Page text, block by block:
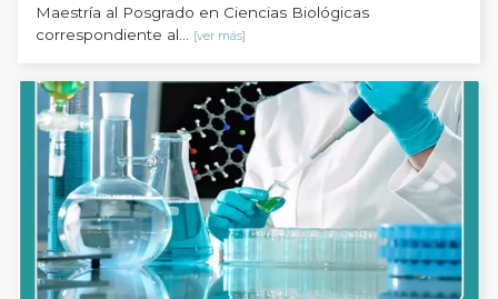
Maestría al Posgrado en Ciencias Biológicas
correspondiente al...
[ver más]